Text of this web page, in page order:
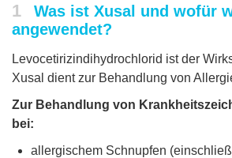
1
Was ist Xusal und wofür
angewendet?
Levocetirizindihydrochlorid ist der
Xusal dient zur Behandlung von
Zur Behandlung von
bei:
allergischem Schnupfen